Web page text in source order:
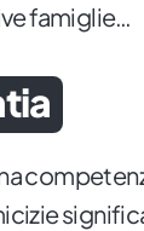
famiglie…